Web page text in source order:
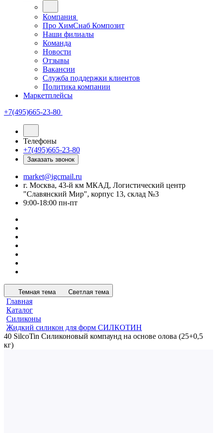
Компания
Про ХимСнаб Композит
Наши филиалы
Команда
Новости
Отзывы
Вакансии
Служба поддержки клиентов
Политика компании
Маркетплейсы
+7(495)665-23-80
Телефоны
+7(495)665-23-80
Заказать звонок
market@igcmail.ru
г. Москва, 43-й км МКАД, Логистический центр
"Славянский Мир", корпус 13, склад №3
9:00-18:00 пн-пт
Темная тема Светлая тема
Главная
Каталог
Силиконы
Жидкий силикон для форм СИЛКОТИН
40 SilcoTin Силиконовый компаунд на основе олова (25+0,5
кг)